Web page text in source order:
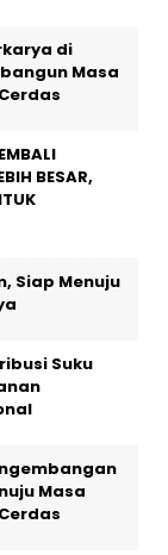
di
Masa
BESAR,
Siap Menuju
Suku
Masa